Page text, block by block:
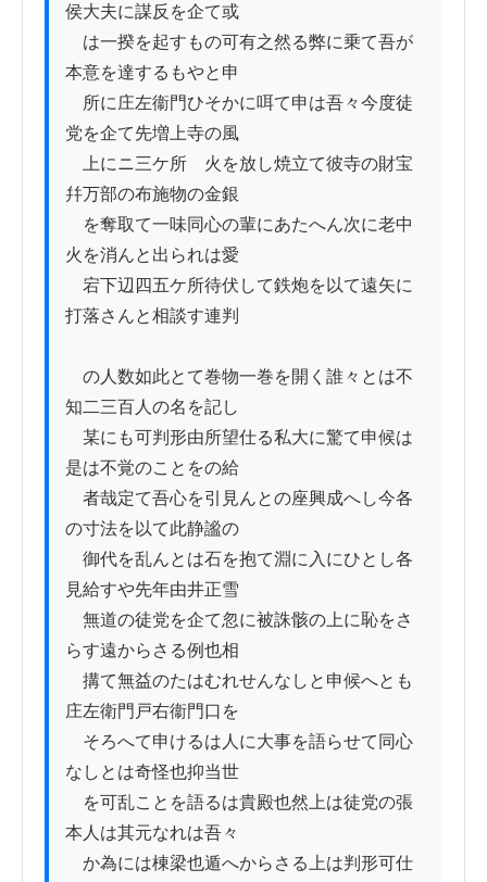
侯大夫に謀反を企て或
は一揆を起すもの可有之然る弊に乗て吾が
本意を達するもやと申
所に庄左衞門ひそかに咡て申は吾々今度徒
党を企て先増上寺の風
上にニ三ケ所ゟ火を放し焼立て彼寺の財宝
幷万部の布施物の金銀
を奪取て一味同心の輩にあたへん次に老中
火を消んと出られは愛
宕下辺四五ケ所待伏して鉄炮を以て遠矢に
打落さんと相談す連判
の人数如此とて巻物一巻を開く誰々とは不
知二三百人の名を記し
某にも可判形由所望仕る私大に驚て申候は
是は不覚のことをの給
者哉定て吾心を引見んとの座興成へし今各
の寸法を以て此静謐の
御代を乱んとは石を抱て淵に入にひとし各
見給すや先年由井正雪
無道の徒党を企て忽に被誅骸の上に恥をさ
らす遠からさる例也相
搆て無益のたはむれせんなしと申候へとも
庄左衛門戸右衞門口を
そろへて申けるは人に大事を語らせて同心
なしとは奇怪也抑当世
を可乱ことを語るは貴殿也然上は徒党の張
本人は其元なれは吾々
か為には棟梁也遁へからさる上は判形可仕